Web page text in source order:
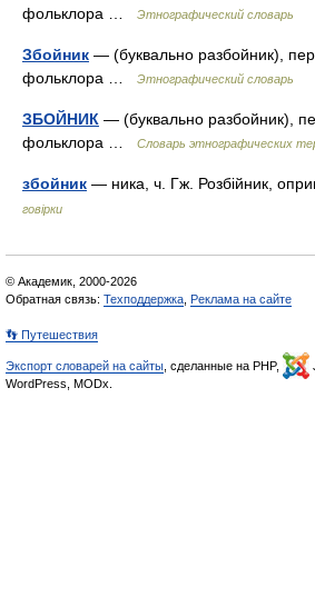
фольклора …
Этнографический словарь
Збойник — (буквально разбойник),
фольклора …
Этнографический словарь
ЗБОЙНИК — (буквально разбойник),
фольклора …
Словарь этнографических
збойник — ника, ч. Гж. Розбійник,
говірки
© Академик, 2000-2026
Обратная связь: Техподдержка Реклама на сайте
👣 Путешествия
Экспорт словарей на сайты , сделанные на PHP,
WordPress, MODx.